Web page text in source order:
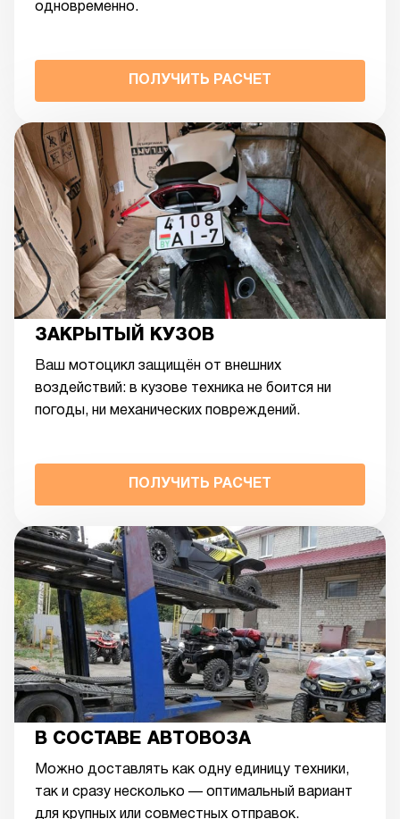
одновременно.
ПОЛУЧИТЬ РАСЧЕТ
ЗАКРЫТЫЙ КУЗОВ
Ваш мотоцикл защищён от внешних
воздействий: в кузове техника не боится ни
погоды, ни механических повреждений.
ПОЛУЧИТЬ РАСЧЕТ
В СОСТАВЕ АВТОВОЗА
Можно доставлять как одну единицу техники,
так и сразу несколько — оптимальный вариант
для крупных или совместных отправок.